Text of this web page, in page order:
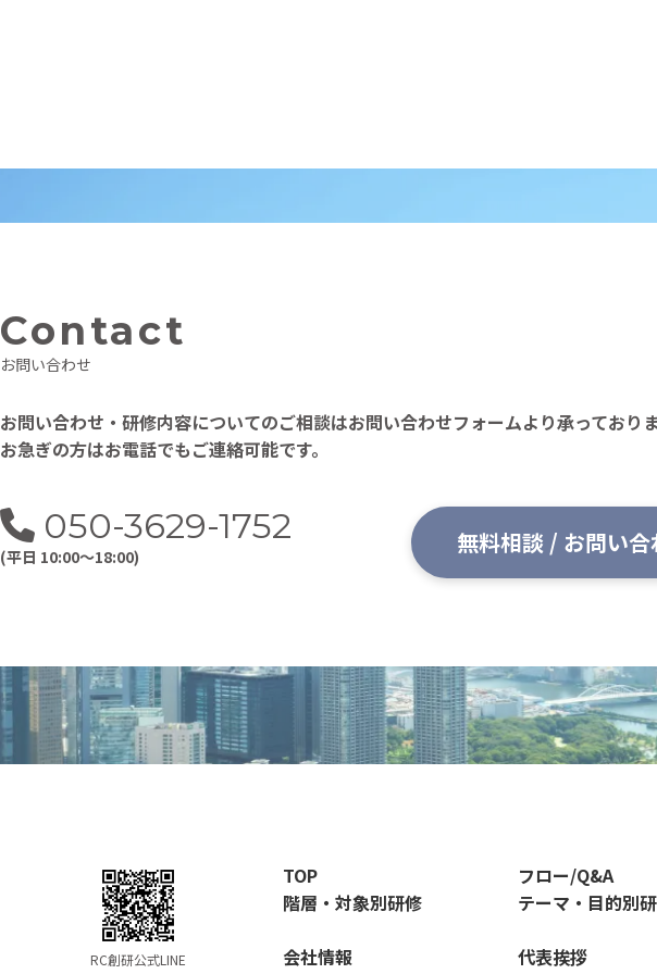
Contact
お問い合わせ
お問い合わせ・研修内容についてのご相談はお問い合わせフォームより承っており
お急ぎの方はお電話でもご連絡可能です。
050-3629-1752
(平日 10:00～18:00) 無料相談 / お問い
RC創研公式LINE
TOP
フロー/Q&A
階層・対象別研修
テーマ・目的別
会社情報
代表挨拶